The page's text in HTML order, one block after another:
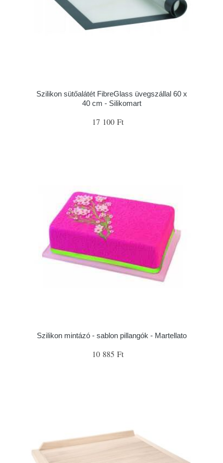
Szilikon sütőalátét FibreGlass üvegszállal 60 x
40 cm - Silikomart
17 100 Ft
Szilikon mintázó - sablon pillangók - Martellato
10 885 Ft